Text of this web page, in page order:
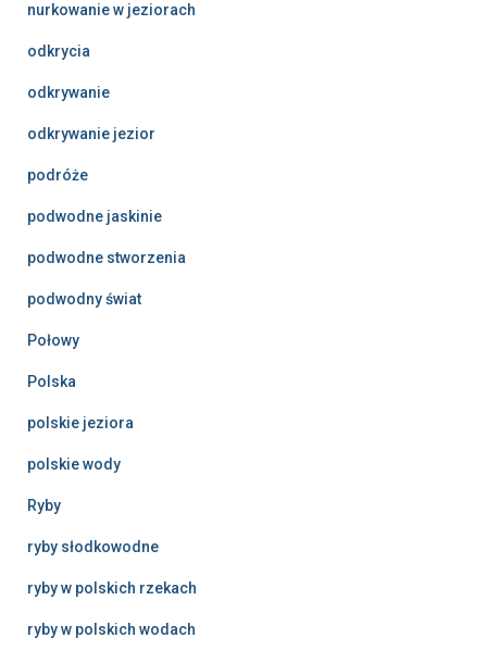
nurkowanie w jeziorach
odkrycia
odkrywanie
odkrywanie jezior
podróże
podwodne jaskinie
podwodne stworzenia
podwodny świat
Połowy
Polska
polskie jeziora
polskie wody
Ryby
ryby słodkowodne
ryby w polskich rzekach
ryby w polskich wodach